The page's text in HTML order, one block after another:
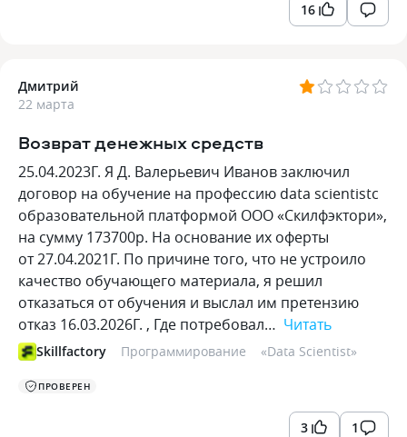
16
Дмитрий
22 марта
Возврат денежных средств
25.04.2023Г. Я Д. Валерьевич Иванов заключил
договор на обучение на профессию data scientistс
образовательной платформой ООО «Скилфэктори»,
на сумму 173700р. На основание их оферты
от 27.04.2021Г. По причине того, что не устроило
качество обучающего материала, я решил
отказаться от обучения и выслал им претензию
отказ 16.03.2026Г. , Где потребовал… Читать
Skillfactory Программирование «Data Scientist»
ПРОВЕРЕН
3 1